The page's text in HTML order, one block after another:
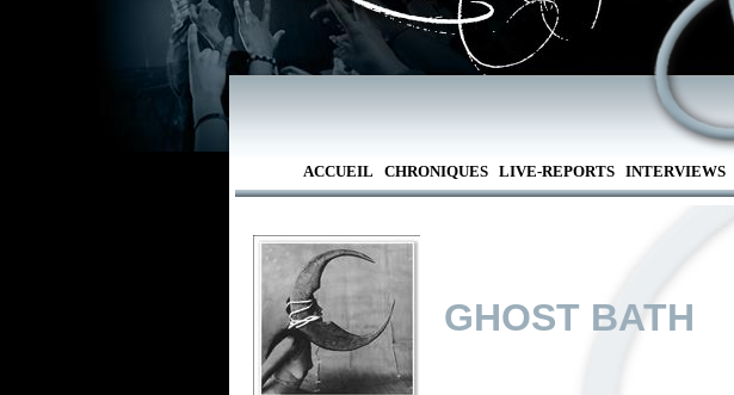
ACCUEIL CHRONIQUES LIVE-REPORTS INTERVIEWS
GHOST BATH